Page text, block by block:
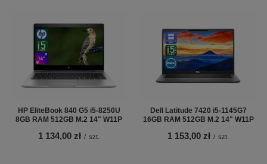
HP EliteBook 840 G5 i5-8250U
8GB RAM 512GB M.2 14" W11P
1 134,00 zł / szt.
Dell Latitude 7420 i5-1145G7
16GB RAM 512GB M.2 14" W11P
1 153,00 zł / szt.